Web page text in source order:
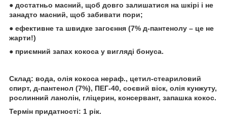
● достатньо масний, щоб довго залишатися на шкірі і не
занадто масний, щоб забивати пори;
● ефективне та швидке загоєння (7% д-пантенолу – це не
жарти!)
● приємний запах кокоса у вигляді бонуса.
Склад: вода, олія кокоса нераф., цетил-стеариловий
спирт, д-пантенол (7%), ПЕГ-40, соєвий віск, олія кунжуту,
рослинний ланолін, гліцерин, консервант, запашка кокос.
Термін придатності: 1 рік.